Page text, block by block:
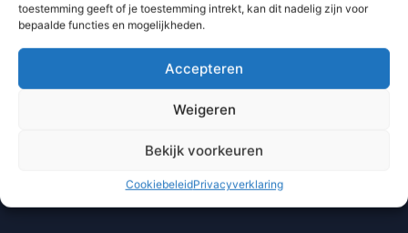
toestemming geeft of je toestemming intrekt, kan dit nadelig zijn voor
bepaalde functies en mogelijkheden.
Accepteren
Weigeren
Bekijk voorkeuren
CookiebeleidPrivacyverklaring